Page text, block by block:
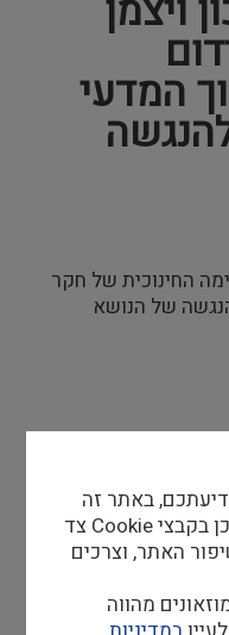
המדעי
החינוכית של חקר
של הנושא
ורוצות להיות חלק
באתר זה
נעשה שימוש בקבצי Cookie וכן בקבצי Cookie צד
האתר, וצרכים
מהווה